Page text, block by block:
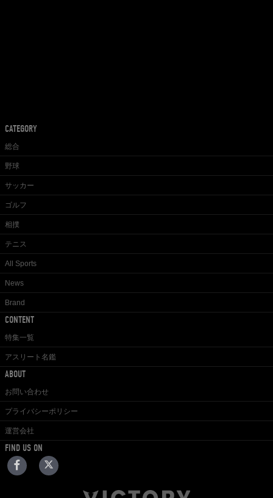
CATEGORY
総合
野球
サッカー
ゴルフ
相撲
テニス
All Sports
News
Brand
CONTENT
特集一覧
アスリート名鑑
ABOUT
お問い合わせ
プライバシーポリシー
運営会社
FIND US ON